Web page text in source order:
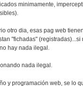
minimamente,
otro dia, esas pag web
"fichadas" (registradas)...si
hay nada ilegal.
nada ilegal.
y programación web, se lo